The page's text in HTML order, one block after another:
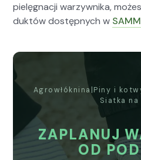
pielę­gnacji warzy­wni­ka,
duk­tów dostęp­nych w
Agrowłókn­i­na Piny i
Siat­ka
ZAPLANUJ
OD